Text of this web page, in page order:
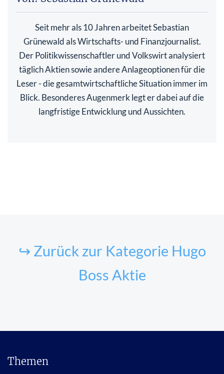
Seit mehr als 10 Jahren arbeitet Sebastian
Grünewald als Wirtschafts- und Finanzjournalist.
Der Politikwissenschaftler und Volkswirt analysiert
täglich Aktien sowie andere Anlageoptionen für die
Leser - die gesamtwirtschaftliche Situation immer im
Blick. Besonderes Augenmerk legt er dabei auf die
langfristige Entwicklung und Aussichten.
↪ Zurück zur Kategorie Hugo
Boss Aktie
Themen